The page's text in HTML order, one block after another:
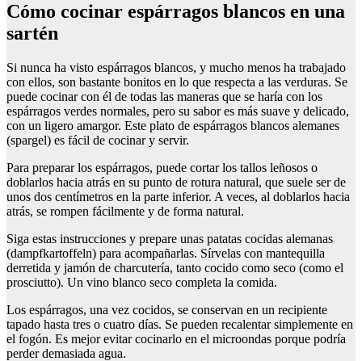
Cómo cocinar espárragos blancos en una
sartén
Si nunca ha visto espárragos blancos, y mucho menos ha trabajado
con ellos, son bastante bonitos en lo que respecta a las verduras. Se
puede cocinar con él de todas las maneras que se haría con los
espárragos verdes normales, pero su sabor es más suave y delicado,
con un ligero amargor. Este plato de espárragos blancos alemanes
(spargel) es fácil de cocinar y servir.
Para preparar los espárragos, puede cortar los tallos leñosos o
doblarlos hacia atrás en su punto de rotura natural, que suele ser de
unos dos centímetros en la parte inferior. A veces, al doblarlos hacia
atrás, se rompen fácilmente y de forma natural.
Siga estas instrucciones y prepare unas patatas cocidas alemanas
(dampfkartoffeln) para acompañarlas. Sírvelas con mantequilla
derretida y jamón de charcutería, tanto cocido como seco (como el
prosciutto). Un vino blanco seco completa la comida.
Los espárragos, una vez cocidos, se conservan en un recipiente
tapado hasta tres o cuatro días. Se pueden recalentar simplemente en
el fogón. Es mejor evitar cocinarlo en el microondas porque podría
perder demasiada agua.